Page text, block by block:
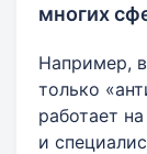
многих
Например,
только
работает
и